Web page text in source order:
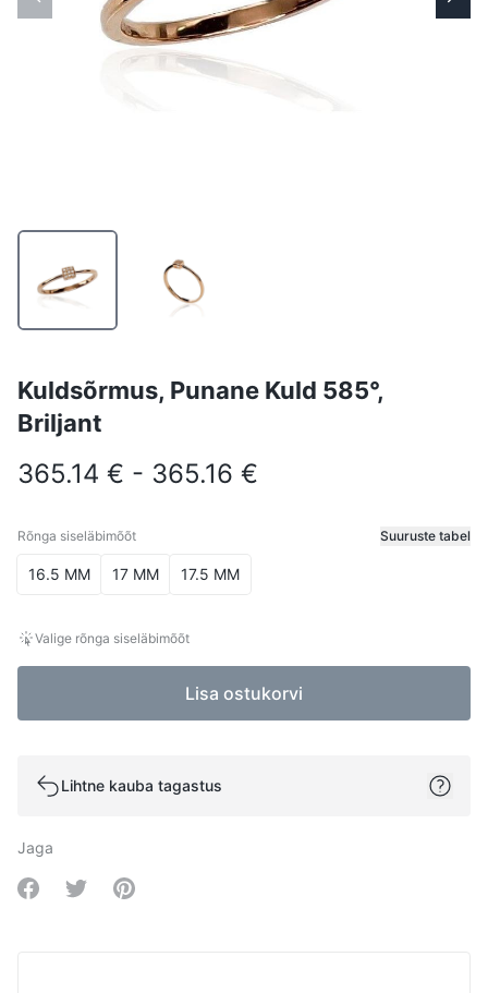
Kuldsõrmus, Punane Kuld 585°,
Briljant
365.14 € - 365.16 €
Rõnga siseläbimõõt Suuruste tabel
Rõnga siseläbimõõt
16.5 MM 17 MM 17.5 MM
Valige rõnga siseläbimõõt
Lisa ostukorvi
Lihtne kauba tagastus
Jaga
Share on Facebook
Share on Twitter
Share on Pinterest